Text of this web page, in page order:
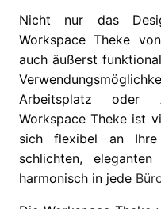
Nicht nur das
Workspace Theke von
auch äußerst
Arbeitsplatz oder
Workspace Theke ist
sich flexibel an
schlichten,
harmonisch in jede